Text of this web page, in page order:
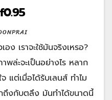
ง เราจะใช้มันจริงเหรอ?
ล่ะจะเป็นอย่างไร หลาก
แต่เมื่อได้รับเลนส์ ทำไม
ถึงกับตลึง มันทำได้ขนาดนี้